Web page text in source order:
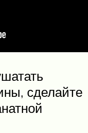
сделайте